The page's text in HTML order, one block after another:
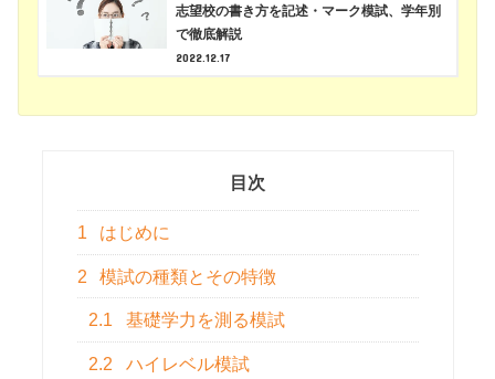
志望校の書き方を記述・マーク模試、学年別
で徹底解説
2022.12.17
目次
1 はじめに
2 模試の種類とその特徴
2.1 基礎学力を測る模試
2.2 ハイレベル模試